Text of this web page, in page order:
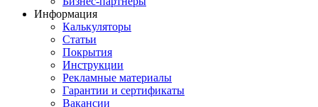
Информация
Калькуляторы
Статьи
Покрытия
Инструкции
Рекламные материалы
Гарантии и сертификаты
Вакансии